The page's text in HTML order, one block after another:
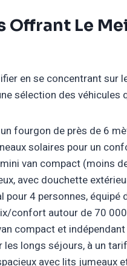
Offrant Le
en se concentrant
sélection des véhicules
un fourgon de près de 6
solaires pour un
mini van compact (moins
avec douchette
pour 4 personnes, équipé
confort autour de 70
compact et
longs séjours, à un
avec lits jumeaux